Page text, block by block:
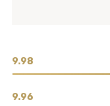
9.98
9.96